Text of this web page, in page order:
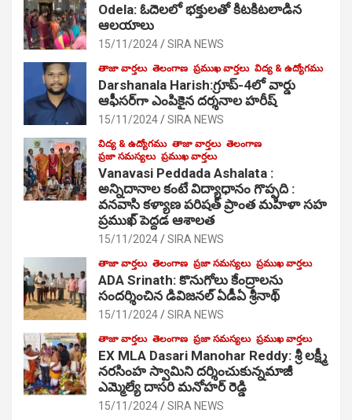
Odela: ఓదెల‌లో భక్తులతో కిటకిటలాడిన
ఆల‌యాలు
15/11/2024 SIRA NEWS
తాజా వార్తలు తెలంగాణ ప్రముఖ వార్తలు విద్య & ఉద్యోగము
Darshanala Harish:గ్రూప్-4లో వార్డు
ఆఫీసర్‌గా ఎంపికైన దర్శనాల హరీష్
15/11/2024 SIRA NEWS
విద్య & ఉద్యోగము తాజా వార్తలు తెలంగాణ
ప్రజా సమస్యలు ప్రముఖ వార్తలు
Vanavasi Peddada Ashalata :
అన్నిదానాల కంటే విద్యాధానం గొప్పది :
వనవాసి కళ్యాణ పరిషత్ ప్రాంత మహిళా సహ
ప్రముఖ్ పెద్దడ ఆశాలత
15/11/2024 SIRA NEWS
తాజా వార్తలు తెలంగాణ ప్రజా సమస్యలు ప్రముఖ వార్తలు
ADA Srinath: కొనుగోలు కేంద్రాల‌ను
సంద‌ర్శించిన డివిజనల్ ఏడీఏ శ్రీనాథ్
15/11/2024 SIRA NEWS
తాజా వార్తలు తెలంగాణ ప్రజా సమస్యలు ప్రముఖ వార్తలు
EX MLA Dasari Manohar Reddy: శ్రీ లక్ష్మీ
నరసింహ స్వామిని దర్శించుకున్నమాజీ
ఎమ్మెల్యే దాసరి మనోహర్ రెడ్డి
15/11/2024 SIRA NEWS